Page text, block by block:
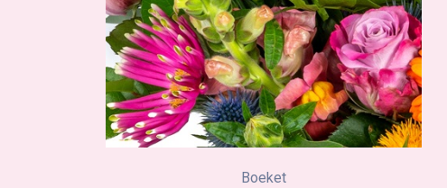
Boeket